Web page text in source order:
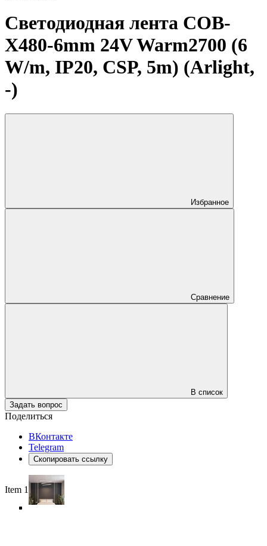
Светодиодная лента COB-
X480-6mm 24V Warm2700 (6
W/m, IP20, CSP, 5m) (Arlight,
-)
Избранное
Сравнение
В список
Задать вопрос
Поделиться
ВКонтакте
Telegram
Скопировать ссылку
Item 1 of 6